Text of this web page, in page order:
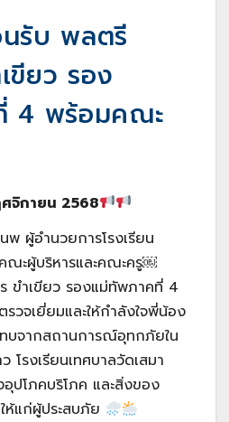
รับ พลตรี
ขียว รอง
4 พร้อมคณะ
จิกายน 2568
ผู้อำนวยการโรงเรียน
ณะผู้บริหารและคณะครู￼
ขำเขียว รองแม่ทัพภาคที่ 4
จเยี่ยมและให้กำลังใจพี่น้อง
ทบจากสถานการณ์อุทกภัยใน
รงเรียนเทศบาลวัดเสมา
ปโภคบริโภค และสิ่งของ
ห้แก่ผู้ประสบภัย